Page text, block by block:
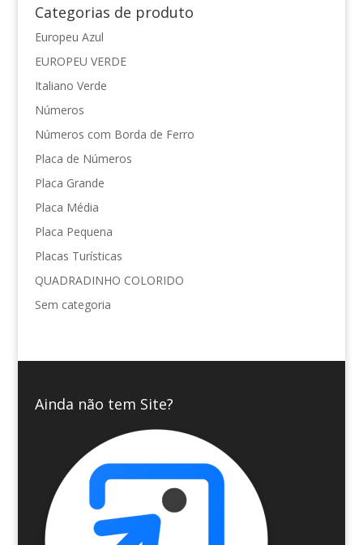
Categorias de produto
Europeu Azul
EUROPEU VERDE
Italiano Verde
Números
Números com Borda de Ferro
Placa de Números
Placa Grande
Placa Média
Placa Pequena
Placas Turísticas
QUADRADINHO COLORIDO
Sem categoria
Ainda não tem Site?